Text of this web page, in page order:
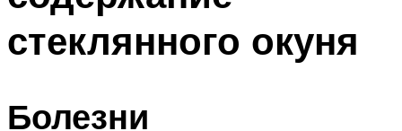
стеклянного окуня
Болезни